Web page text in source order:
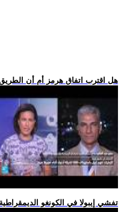
.. هل اقترب اتفاق هرمز أم أن
.. تفشي إيبولا في الكونغو